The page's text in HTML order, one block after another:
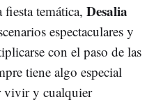
temática, Desalia
espectaculares y
con el paso de las
tiene algo especial
vivir y cualquier